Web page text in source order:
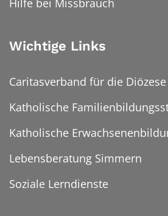
Hilfe bei Missbrauch
Wichtige Links
Caritasverband für die
Katholische
Katholische
Lebensberatung Simmern
Soziale Lerndienste